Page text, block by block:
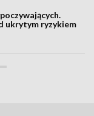
ukrytym ryzykiem